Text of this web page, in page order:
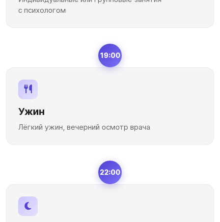
с психологом
19:00
Ужин
Лёгкий ужин, вечерний осмотр врача
22:00